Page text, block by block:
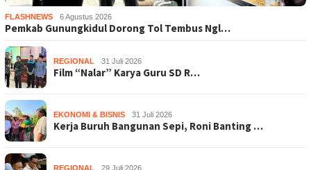
FLASHNEWS 6 Agustus 2026
Pemkab Gunungkidul Dorong Tol Tembus Ngl…
REGIONAL 31 Juli 2026
Film “Nalar” Karya Guru SD R…
EKONOMI & BISNIS 31 Juli 2026
Kerja Buruh Bangunan Sepi, Roni Banting …
REGIONAL 29 Juli 2026